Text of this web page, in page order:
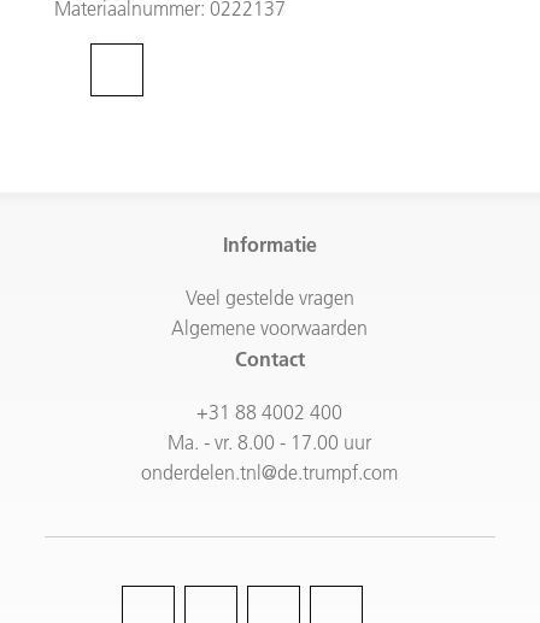
Materiaalnummer: 0222137
Informatie
Veel gestelde vragen
Algemene voorwaarden
Contact
+31 88 4002 400
Ma. - vr. 8.00 - 17.00 uur
onderdelen.tnl@de.trumpf.com